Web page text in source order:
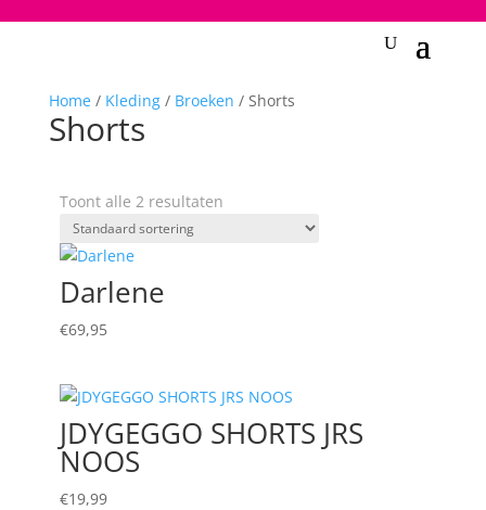
Home/ Kleding/ Broeken / Shorts
Shorts
Toont alle 2 resultaten
Darlene
€69,95
JDYGEGGO SHORTS JRS
NOOS
€19,99